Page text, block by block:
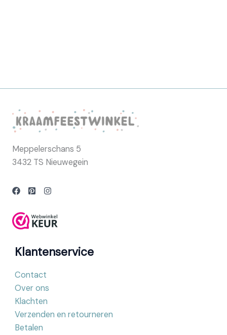
Meppelerschans 5
3432 TS Nieuwegein
Klantenservice
Contact
Over ons
Klachten
Verzenden en retourneren
Betalen